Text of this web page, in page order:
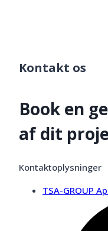
Kontakt os
Book en
af dit
Kontaktoplysninger
TSA-GROUP